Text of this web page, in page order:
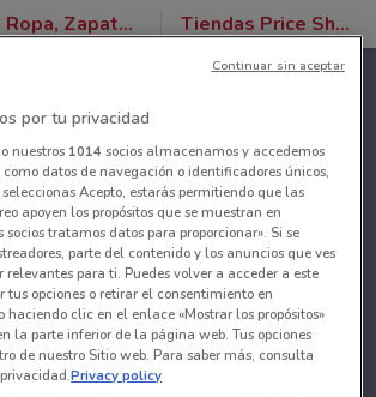
Ropa, Zapatos y Accesorios Tiendas Price Shoes
por tu privacidad
nuestros 1014socios almacenamos y accedemos
como datos de navegación o identificadores únicos,
Acepto, estarás permitiendo que las
apoyen los propósitos que se muestran en
socios tratamos datos para proporcionar». Si se
parte del contenido y los anuncios que ves
relevantes para ti. Puedes volver a acceder a este
opciones o retirar el consentimiento en
clic en el enlace «Mostrar los propósitos»
la parte inferior de la página web. Tus opciones
de nuestro Sitio web. Para saber más, consulta
Privacy policy
Continuar sin aceptar